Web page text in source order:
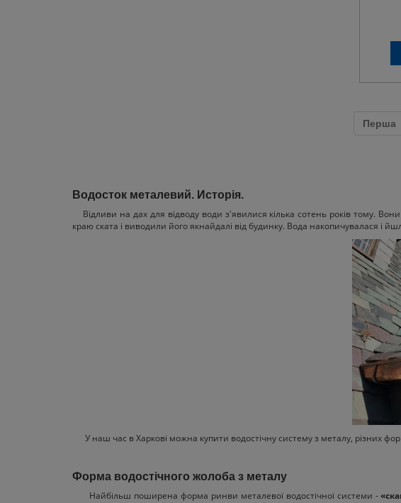
Перша
Водосток металевий. Исторія.
Відливи на дах для відводу води з'явилися кілька сотень років тому.
краю ската і виводили його якнайдалі від будинку. Вода накопичувалася і
У наш час в Харкові можна купити водостічну систему з металу, різних
Форма водостічного жолоба з металу
Найбільш поширена форма ринви металевої водостічної системи -